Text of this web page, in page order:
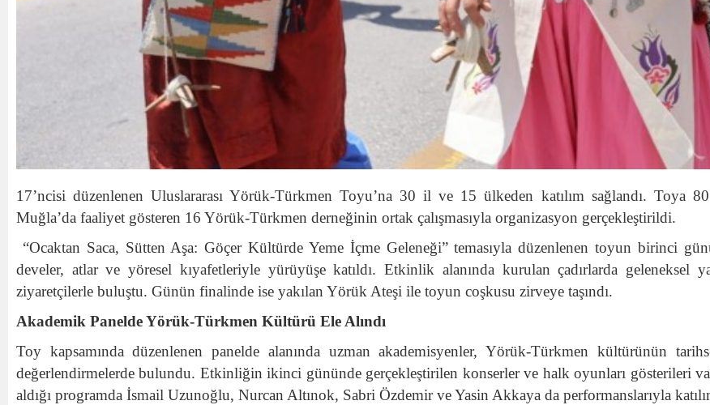
17’ncisi düzenlenen Uluslararası Yörük-Türkmen Toyu’na 30 il ve 15 ülkeden katılım sağlandı. Toya
Muğla’da faaliyet gösteren 16 Yörük-Türkmen derneğinin ortak çalışmasıyla organizasyon gerçekleştirildi.
“Ocaktan Saca, Sütten Aşa: Göçer Kültürde Yeme İçme Geleneği” temasıyla düzenlenen toyun birinci
develer, atlar ve yöresel kıyafetleriyle yürüyüşe katıldı. Etkinlik alanında kurulan çadırlarda geleneksel
ziyaretçilerle buluştu. Günün finalinde ise yakılan Yörük Ateşi ile toyun coşkusu zirveye taşındı.
Akademik Panelde Yörük-Türkmen Kültürü Ele Alındı
Toy kapsamında düzenlenen panelde alanında uzman akademisyenler, Yörük-Türkmen kültürünün
değerlendirmelerde bulundu. Etkinliğin ikinci gününde gerçekleştirilen konserler ve halk oyunları gösterileri
aldığı programda İsmail Uzunoğlu, Nurcan Altınok, Sabri Özdemir ve Yasin Akkaya da performanslarıyla